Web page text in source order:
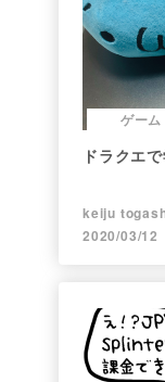
ゲーム
ドラクエ
keiju
2020/03/12